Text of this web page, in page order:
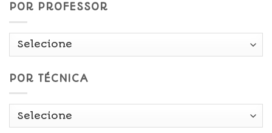
POR PROFESSOR
POR TÉCNICA